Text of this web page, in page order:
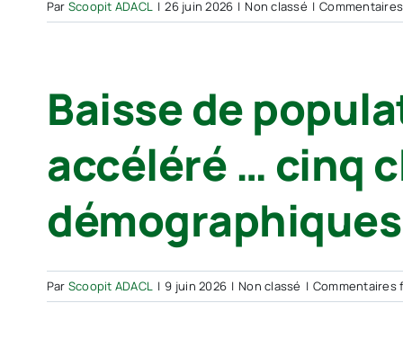
Par Scoopit ADACL | 26 juin 2026 | Non classé |
Baisse de
accéléré … cinq
démographiques
Par Scoopit ADACL | 9 juin 2026 | Non classé | Commentaires